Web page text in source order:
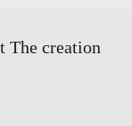
The creation